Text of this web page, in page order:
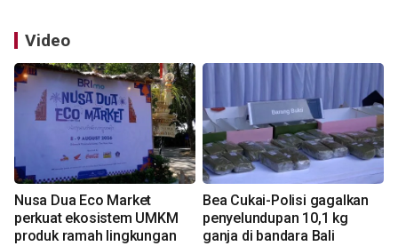
Video
Nusa Dua Eco Market
perkuat ekosistem UMKM
produk ramah lingkungan
Bea Cukai-Polisi gagalkan
penyelundupan 10,1 kg
ganja di bandara Bali